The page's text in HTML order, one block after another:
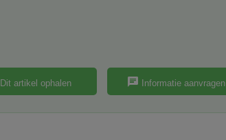
Dit artikel ophalen Informatie aanvragen